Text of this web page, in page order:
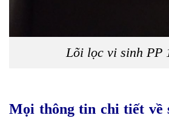
Lõi lọc vi sinh PP
Mọi thông tin chi tiết về